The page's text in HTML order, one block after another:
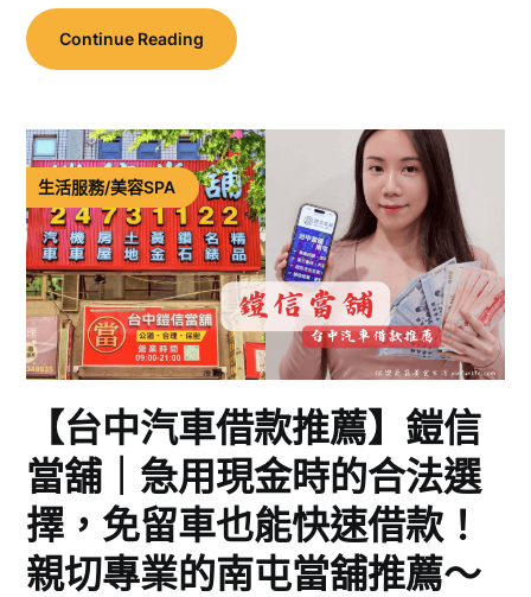
Continue Reading
生活服務/美容SPA
【台中汽車借款推薦】鎧信
當舖｜急用現金時的合法選
擇，免留車也能快速借款！
親切專業的南屯當舖推薦～